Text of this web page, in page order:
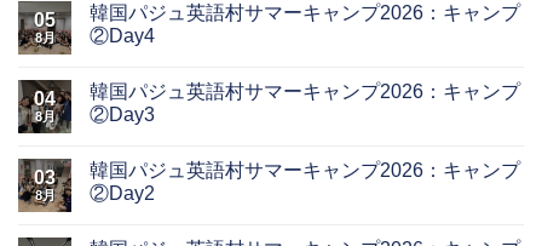
05
8月
韓国パジュ英語村サマーキャンプ2026：キャンプ
②Day4
04
8月
韓国パジュ英語村サマーキャンプ2026：キャンプ
②Day3
03
8月
韓国パジュ英語村サマーキャンプ2026：キャンプ
②Day2